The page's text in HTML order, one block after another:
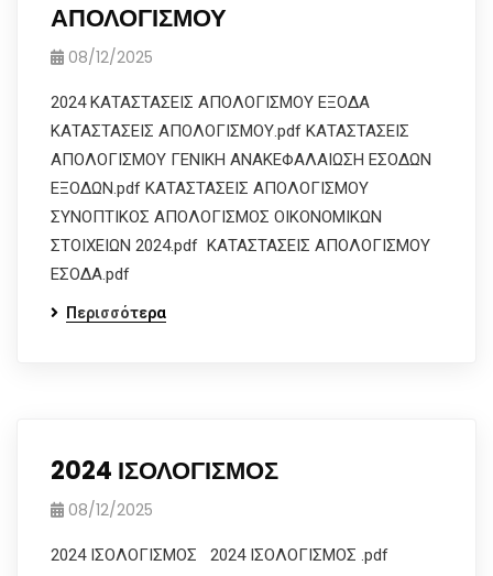
ΑΠΟΛΟΓΙΣΜΟΥ
08/12/2025
2024 ΚΑΤΑΣΤΑΣΕΙΣ ΑΠΟΛΟΓΙΣΜΟΥ ΕΞΟΔΑ
ΚΑΤΑΣΤΑΣΕΙΣ ΑΠΟΛΟΓΙΣΜΟΥ.pdf ΚΑΤΑΣΤΑΣΕΙΣ
ΑΠΟΛΟΓΙΣΜΟΥ ΓΕΝΙΚΗ ΑΝΑΚΕΦΑΛΑΙΩΣΗ ΕΣΟΔΩΝ
ΕΞΟΔΩΝ.pdf ΚΑΤΑΣΤΑΣΕΙΣ ΑΠΟΛΟΓΙΣΜΟΥ
ΣΥΝΟΠΤΙΚΟΣ ΑΠΟΛΟΓΙΣΜΟΣ ΟΙΚΟΝΟΜΙΚΩΝ
ΣΤΟΙΧΕΙΩΝ 2024.pdf ΚΑΤΑΣΤΑΣΕΙΣ ΑΠΟΛΟΓΙΣΜΟΥ
ΕΣΟΔΑ.pdf
Περισσότερα
2024 ΙΣΟΛΟΓΙΣΜΟΣ
08/12/2025
2024 ΙΣΟΛΟΓΙΣΜΟΣ 2024 ΙΣΟΛΟΓΙΣΜΟΣ .pdf